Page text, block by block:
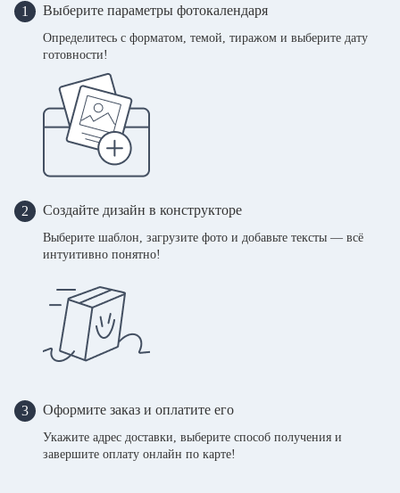
1 Выберите параметры фотокалендаря
Определитесь с форматом, темой, тиражом и выберите дату
готовности!
2 Создайте дизайн в конструкторе
Выберите шаблон, загрузите фото и добавьте тексты — всё
интуитивно понятно!
3 Оформите заказ и оплатите его
Укажите адрес доставки, выберите способ получения и
завершите оплату онлайн по карте!